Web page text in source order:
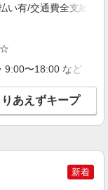
NEW
りしたグルホ＊
払い有/週払い有/交
＞
通勤OK
NEW
有/交通費全支給(ガ
☆
〜18:00 など ※残
りあえずキープ
新着